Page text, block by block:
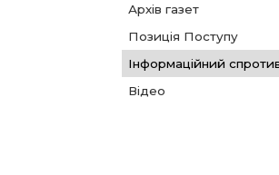
Архів газет
Позиція Поступу
Інформаційний
Відео